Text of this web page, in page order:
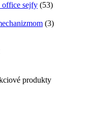
office sejfy (53)
(3)
produkty